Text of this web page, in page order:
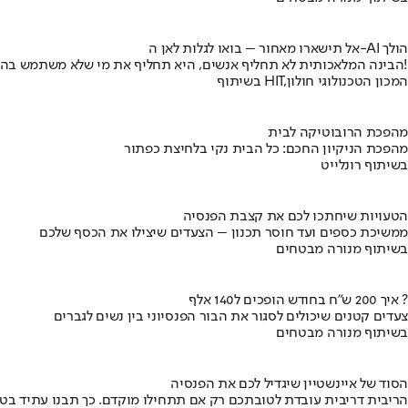
אל תישארו מאחור – בואו לגלות לאן ה-AI הולך
הבינה המלאכותית לא תחליף אנשים, היא תחליף את מי שלא משתמש בה!
בשיתוף HIT,המכון הטכנולוגי חולון
מהפכת הרובוטיקה לבית
מהפכת הניקיון החכם: כל הבית נקי בלחיצת כפתור
בשיתוף רונלייט
הטעויות שיחתכו לכם את קצבת הפנסיה
ממשיכת כספים ועד חוסר תכנון – הצעדים שיצילו את הכסף שלכם
בשיתוף מנורה מבטחים
איך 200 ש"ח בחודש הופכים ל140 אלף ?
צעדים קטנים שיכולים לסגור את הבור הפנסיוני בין נשים לגברים
בשיתוף מנורה מבטחים
הסוד של איינשטיין שיגדיל לכם את הפנסיה
הריבית דריבית עובדת לטובתכם רק אם תתחילו מוקדם. כך תבנו עתיד